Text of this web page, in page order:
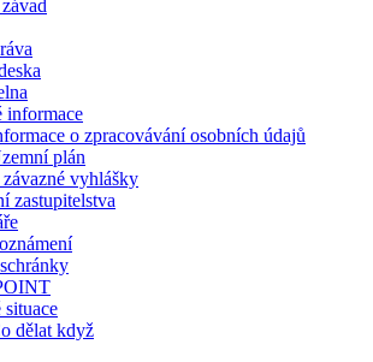
informace
o zpracovávání osobních údajů
plán
vyhlášky
zastupitelstva
dělat když